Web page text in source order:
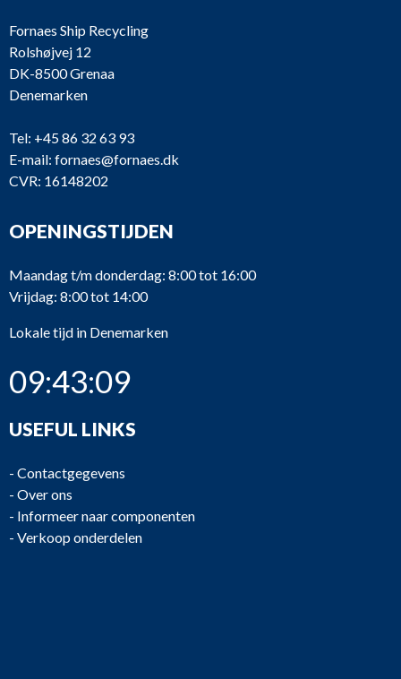
PU833
PU832
PU831
Heinrich
PU830 Alfa Laval
PU829 Bornemann
PU828
PU826
Fornaes Ship Recycling
Rolshøjvej 12
DK-8500 Grenaa
Denemarken
Tel: +45 86 32 63 93
E-mail: fornaes@fornaes.dk
CVR: 16148202
OPENINGSTIJDEN
Maandag t/m donderdag: 8:00 tot 16:00
Vrijdag: 8:00 tot 14:00
Lokale tijd in Denemarken
09:43:09
USEFUL LINKS
- Contactgegevens
- Over ons
- Informeer naar componenten
- Verkoop onderdelen